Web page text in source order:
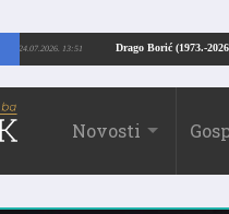
Drago
ostatke 24.07.2026. 13:51
Novosti